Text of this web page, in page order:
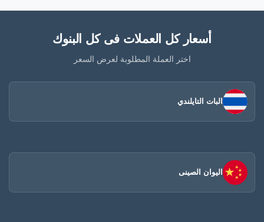
أسعار كل العملات فى كل البنوك
اختر العملة المطلوبة لعرض السعر
البات التايلندي
اليوان الصينى​